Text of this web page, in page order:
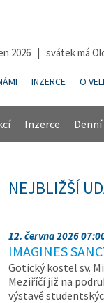
2026 | svátek má
INZERCE O
Inzerce
NEJBLIŽŠÍ
12. června 2026
IMAGINES
Gotický kostel sv.
Meziříčí již na
výstavě